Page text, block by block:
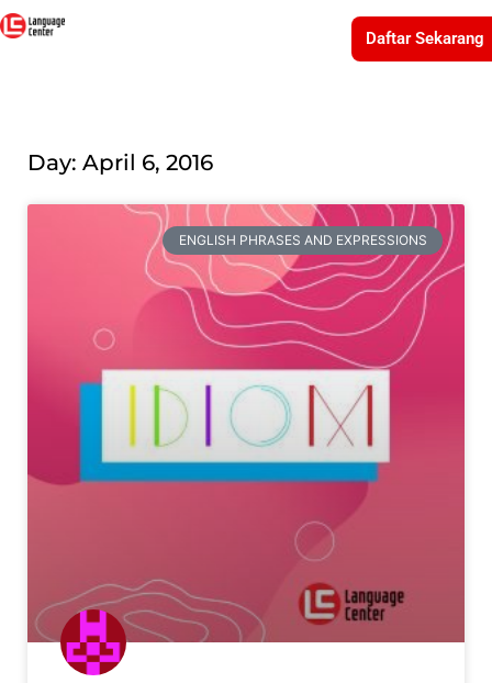
Daftar Sekarang
Day: April 6, 2016
ENGLISH PHRASES AND EXPRESSIONS